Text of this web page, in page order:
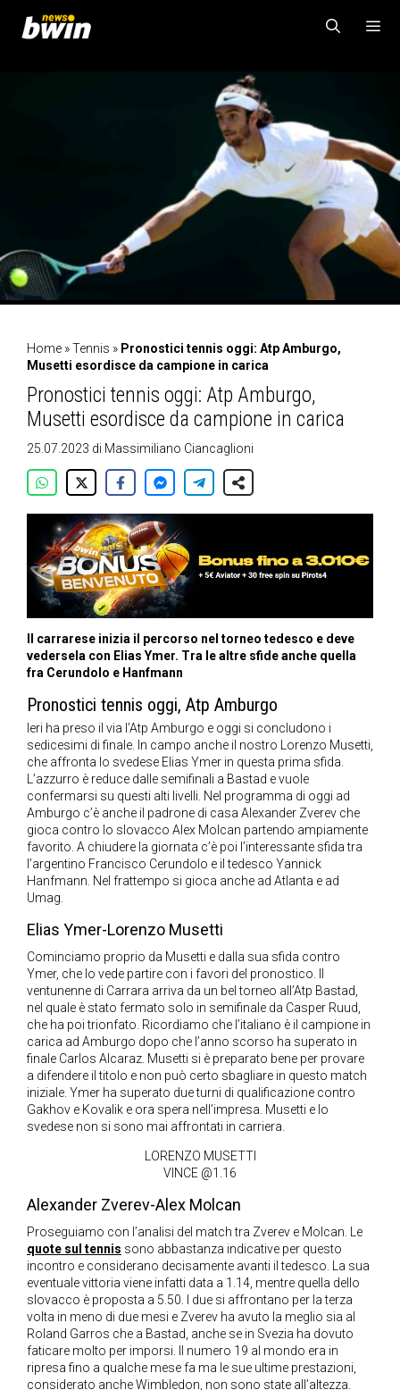
contenuto
Home »Tennis » Pronostici tennis oggi: Atp Amburgo,
Musetti esordisce da campione in carica
Pronostici tennis oggi: Atp Amburgo,
Musetti esordisce da campione in carica
25.07.2023 di Massimiliano Ciancaglioni
Il carrarese inizia il percorso nel torneo tedesco e deve
vedersela con Elias Ymer. Tra le altre sfide anche quella
fra Cerundolo e Hanfmann
Pronostici tennis oggi, Atp Amburgo
Ieri ha preso il via l’Atp Amburgo e oggi si concludono i
sedicesimi di finale. In campo anche il nostro Lorenzo Musetti,
che affronta lo svedese Elias Ymer in questa prima sfida.
L’azzurro è reduce dalle semifinali a Bastad e vuole
confermarsi su questi alti livelli. Nel programma di oggi ad
Amburgo c’è anche il padrone di casa Alexander Zverev che
gioca contro lo slovacco Alex Molcan partendo ampiamente
favorito. A chiudere la giornata c’è poi l’interessante sfida tra
l’argentino Francisco Cerundolo e il tedesco Yannick
Hanfmann. Nel frattempo si gioca anche ad Atlanta e ad
Umag.
Elias Ymer-Lorenzo Musetti
Cominciamo proprio da Musetti e dalla sua sfida contro
Ymer, che lo vede partire con i favori del pronostico. Il
ventunenne di Carrara arriva da un bel torneo all’Atp Bastad,
nel quale è stato fermato solo in semifinale da Casper Ruud,
che ha poi trionfato. Ricordiamo che l’italiano è il campione in
carica ad Amburgo dopo che l’anno scorso ha superato in
finale Carlos Alcaraz. Musetti si è preparato bene per provare
a difendere il titolo e non può certo sbagliare in questo match
iniziale. Ymer ha superato due turni di qualificazione contro
Gakhov e Kovalik e ora spera nell’impresa. Musetti e lo
svedese non si sono mai affrontati in carriera.
LORENZO MUSETTI
VINCE @1.16
Alexander Zverev-Alex Molcan
Proseguiamo con l’analisi del match tra Zverev e Molcan. Le
quote sul tennis sono abbastanza indicative per questo
incontro e considerano decisamente avanti il tedesco. La sua
eventuale vittoria viene infatti data a 1.14, mentre quella dello
slovacco è proposta a 5.50. I due si affrontano per la terza
volta in meno di due mesi e Zverev ha avuto la meglio sia al
Roland Garros che a Bastad, anche se in Svezia ha dovuto
faticare molto per imporsi. Il numero 19 al mondo era in
ripresa fino a qualche mese fa ma le sue ultime prestazioni,
considerato anche Wimbledon, non sono state all’altezza.